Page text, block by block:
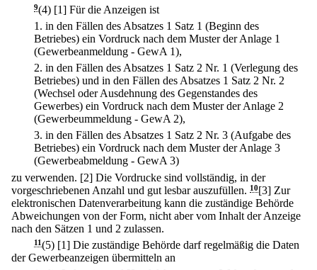
9(4) [1] Für die Anzeigen ist
1. in den Fällen des Absatzes 1 Satz 1 (Beginn des
Betriebes) ein Vordruck nach dem Muster der Anlage 1
(Gewerbeanmeldung - GewA 1),
2. in den Fällen des Absatzes 1 Satz 2 Nr. 1 (Verlegung des
Betriebes) und in den Fällen des Absatzes 1 Satz 2 Nr. 2
(Wechsel oder Ausdehnung des Gegenstandes des
Gewerbes) ein Vordruck nach dem Muster der Anlage 2
(Gewerbeummeldung - GewA 2),
3. in den Fällen des Absatzes 1 Satz 2 Nr. 3 (Aufgabe des
Betriebes) ein Vordruck nach dem Muster der Anlage 3
(Gewerbeabmeldung - GewA 3)
zu verwenden. [2] Die Vordrucke sind vollständig, in der
vorgeschriebenen Anzahl und gut lesbar auszufüllen. 10[3] Zur
elektronischen Datenverarbeitung kann die zuständige Behörde
Abweichungen von der Form, nicht aber vom Inhalt der Anzeige
nach den Sätzen 1 und 2 zulassen.
11 (5) [1] Die zuständige Behörde darf regelmäßig die Daten
der Gewerbeanzeigen übermitteln an